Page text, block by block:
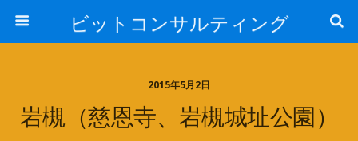
ビットコンサルティング
2015年5月2日
岩槻（慈恩寺、岩槻城址公園）